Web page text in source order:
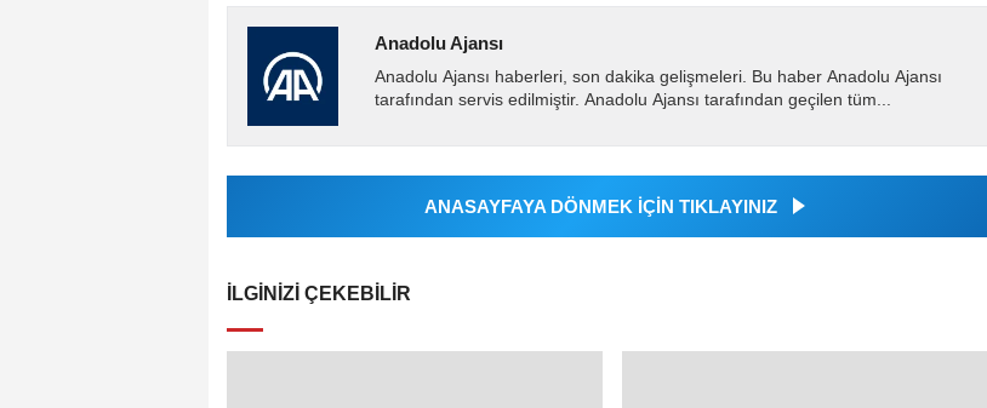
Anadolu Ajansı
Anadolu Ajansı haberleri, son dakika gelişmeleri. Bu haber Anadolu Ajansı
tarafından servis edilmiştir. Anadolu Ajansı tarafından geçilen tüm...
ANASAYFAYA DÖNMEK İÇİN TIKLAYINIZ
İLGINIZI ÇEKEBILIR